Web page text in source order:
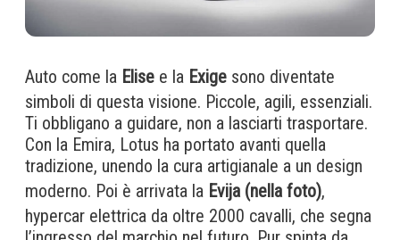
Auto come la Elise e la Exige sono diventate
simboli di questa visione. Piccole, agili, essenziali.
Ti obbligano a guidare, non a lasciarti trasportare.
Con la Emira, Lotus ha portato avanti quella
tradizione, unendo la cura artigianale a un design
moderno. Poi è arrivata la Evija (nella foto),
hypercar elettrica da oltre 2000 cavalli, che segna